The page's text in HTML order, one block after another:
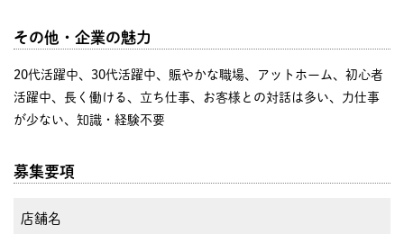
その他・企業の魅力
20代活躍中、30代活躍中、賑やかな職場、アットホーム、初心者
活躍中、長く働ける、立ち仕事、お客様との対話は多い、力仕事
が少ない、知識・経験不要
募集要項
店舗名